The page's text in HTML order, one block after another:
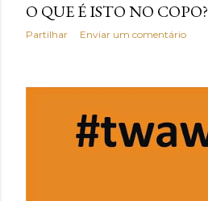
O QUE É ISTO NO COPO?
Partilhar Enviar um comentário